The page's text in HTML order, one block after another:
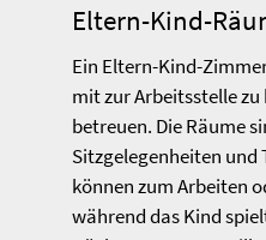
Eltern-Kind-
Ein Eltern-Kind-
mit zur Arbeitsstelle
betreuen. Die Räume
Sitzgelegenheiten
können zum Arbeiten
während das Kind